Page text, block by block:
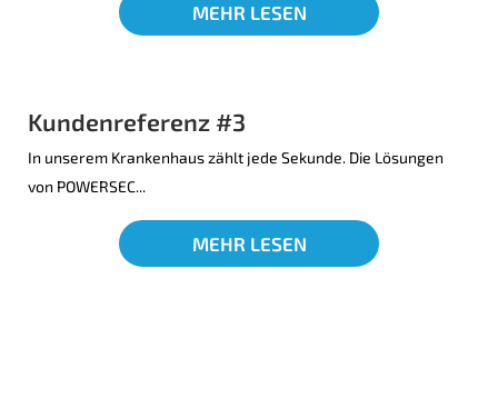
MEHR LESEN
Kundenreferenz #3
In unserem Krankenhaus zählt jede Sekunde. Die Lösungen
von POWERSEC...
MEHR LESEN